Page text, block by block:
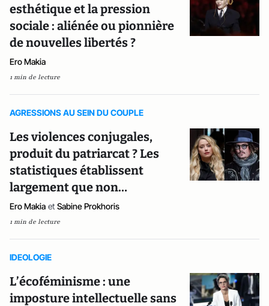
esthétique et la pression
sociale : aliénée ou pionnière
de nouvelles libertés ?
Ero Makia
1 min de lecture
AGRESSIONS AU SEIN DU COUPLE
Les violences conjugales,
produit du patriarcat ? Les
statistiques établissent
largement que non…
Ero Makia et Sabine Prokhoris
1 min de lecture
IDEOLOGIE
L’écoféminisme : une
imposture intellectuelle sans